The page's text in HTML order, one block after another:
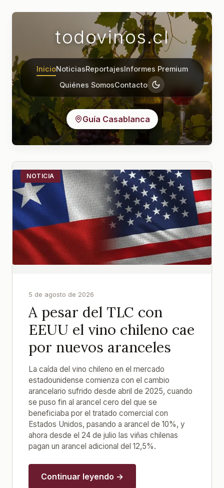
todovinos.cl
InicioNoticiasReportajesInformes Premium
Quiénes SomosContacto
Guía Casablanca
NOTICIA
5 de agosto de 2026
A pesar del TLC con
EEUU el vino chileno cae
por nuevos aranceles
La caída del vino chileno en el mercado
estadounidense comienza con el cambio
arancelario sufrido desde abril de 2025, cuando
se puso fin al arancel cero del que se
beneficiaba por el tratado comercial con
Estados Unidos, pasando a arancel de 10%, y
ahora desde el 24 de julio las viñas chilenas
pagan un arancel adicional del 12,5%.
Continuar leyendo →